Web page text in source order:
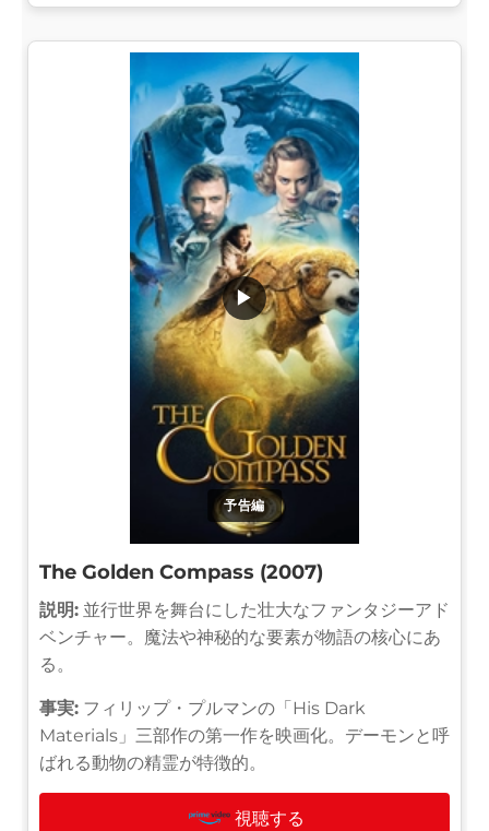
予告編
▶
The Golden Compass (2007)
説明: 並行世界を舞台にした壮大なファンタジーアド
ベンチャー。魔法や神秘的な要素が物語の核心にあ
る。
事実: フィリップ・プルマンの「His Dark
Materials」三部作の第一作を映画化。デーモンと呼
ばれる動物の精霊が特徴的。
視聴する